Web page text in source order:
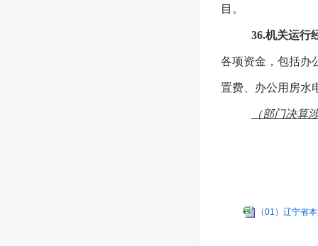
目。
36.机关运行
各项资金，包括办
置费、办公用房水
（部门决算
（01）辽宁省